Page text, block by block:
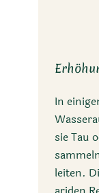
In
sie Tau
leiten.